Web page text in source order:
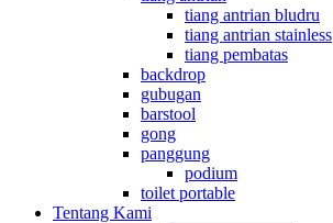
tiang antrian bludru
tiang antrian stainless
tiang pembatas
backdrop
gubugan
barstool
gong
panggung
podium
toilet portable
Tentang Kami